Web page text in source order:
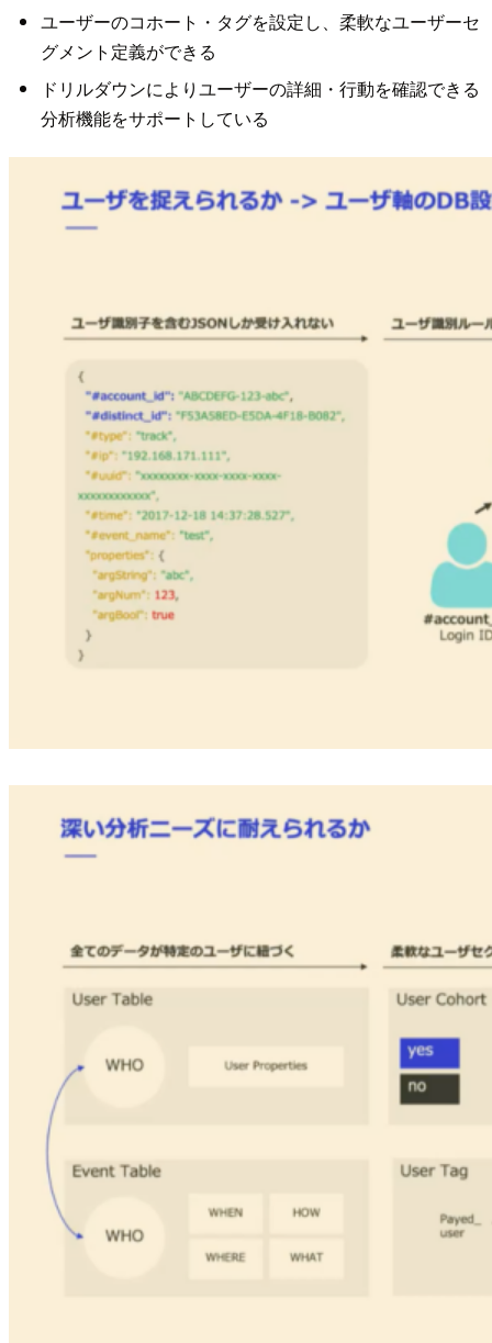
ユーザーのコホート・タグを設定し、柔軟なユーザーセ
グメント定義ができる
ドリルダウンによりユーザーの詳細・行動を確認できる
分析機能をサポートしている